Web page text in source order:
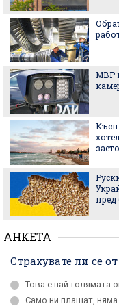
МВР
пред
АНКЕТА
Страхувате ли се
Това е най-голямата
Само ни плашат,